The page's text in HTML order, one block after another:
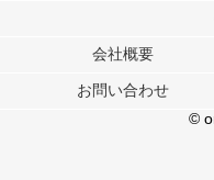
このサイトでは Cookie を使用
行っています。
メディアや広告配信、データ解
各パートナーは、この情報とユ
ユーザーが各パートナーのサー
会社概要
お問い合わせ
©